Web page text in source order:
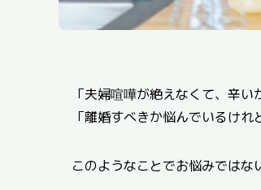
「夫婦喧嘩が絶えなくて、辛い
「離婚すべきか悩んでいるけ
このようなことでお悩みではな